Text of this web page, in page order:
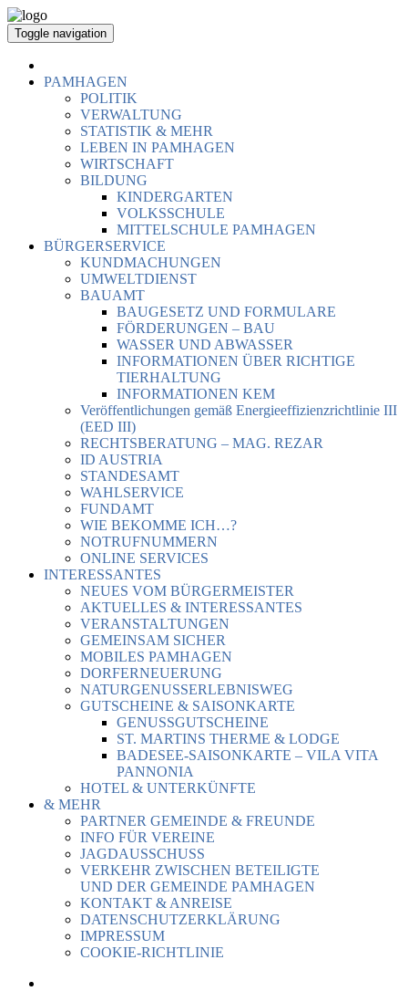
Toggle navigation
PAMHAGEN
POLITIK
VERWALTUNG
STATISTIK & MEHR
LEBEN IN PAMHAGEN
WIRTSCHAFT
BILDUNG
KINDERGARTEN
VOLKSSCHULE
MITTELSCHULE PAMHAGEN
BÜRGERSERVICE
KUNDMACHUNGEN
UMWELTDIENST
BAUAMT
BAUGESETZ UND FORMULARE
FÖRDERUNGEN – BAU
WASSER UND ABWASSER
INFORMATIONEN ÜBER RICHTIGE
TIERHALTUNG
INFORMATIONEN KEM
Veröffentlichungen gemäß Energieeffizienzrichtlinie III
(EED III)
RECHTSBERATUNG – MAG. REZAR
ID AUSTRIA
STANDESAMT
WAHLSERVICE
FUNDAMT
WIE BEKOMME ICH…?
NOTRUFNUMMERN
ONLINE SERVICES
INTERESSANTES
NEUES VOM BÜRGERMEISTER
AKTUELLES & INTERESSANTES
VERANSTALTUNGEN
GEMEINSAM SICHER
MOBILES PAMHAGEN
DORFERNEUERUNG
NATURGENUSSERLEBNISWEG
GUTSCHEINE & SAISONKARTE
GENUSSGUTSCHEINE
ST. MARTINS THERME & LODGE
BADESEE-SAISONKARTE – VILA VITA
PANNONIA
HOTEL & UNTERKÜNFTE
& MEHR
PARTNER GEMEINDE & FREUNDE
INFO FÜR VEREINE
JAGDAUSSCHUSS
VERKEHR ZWISCHEN BETEILIGTE
UND DER GEMEINDE PAMHAGEN
KONTAKT & ANREISE
DATENSCHUTZERKLÄRUNG
IMPRESSUM
COOKIE-RICHTLINIE